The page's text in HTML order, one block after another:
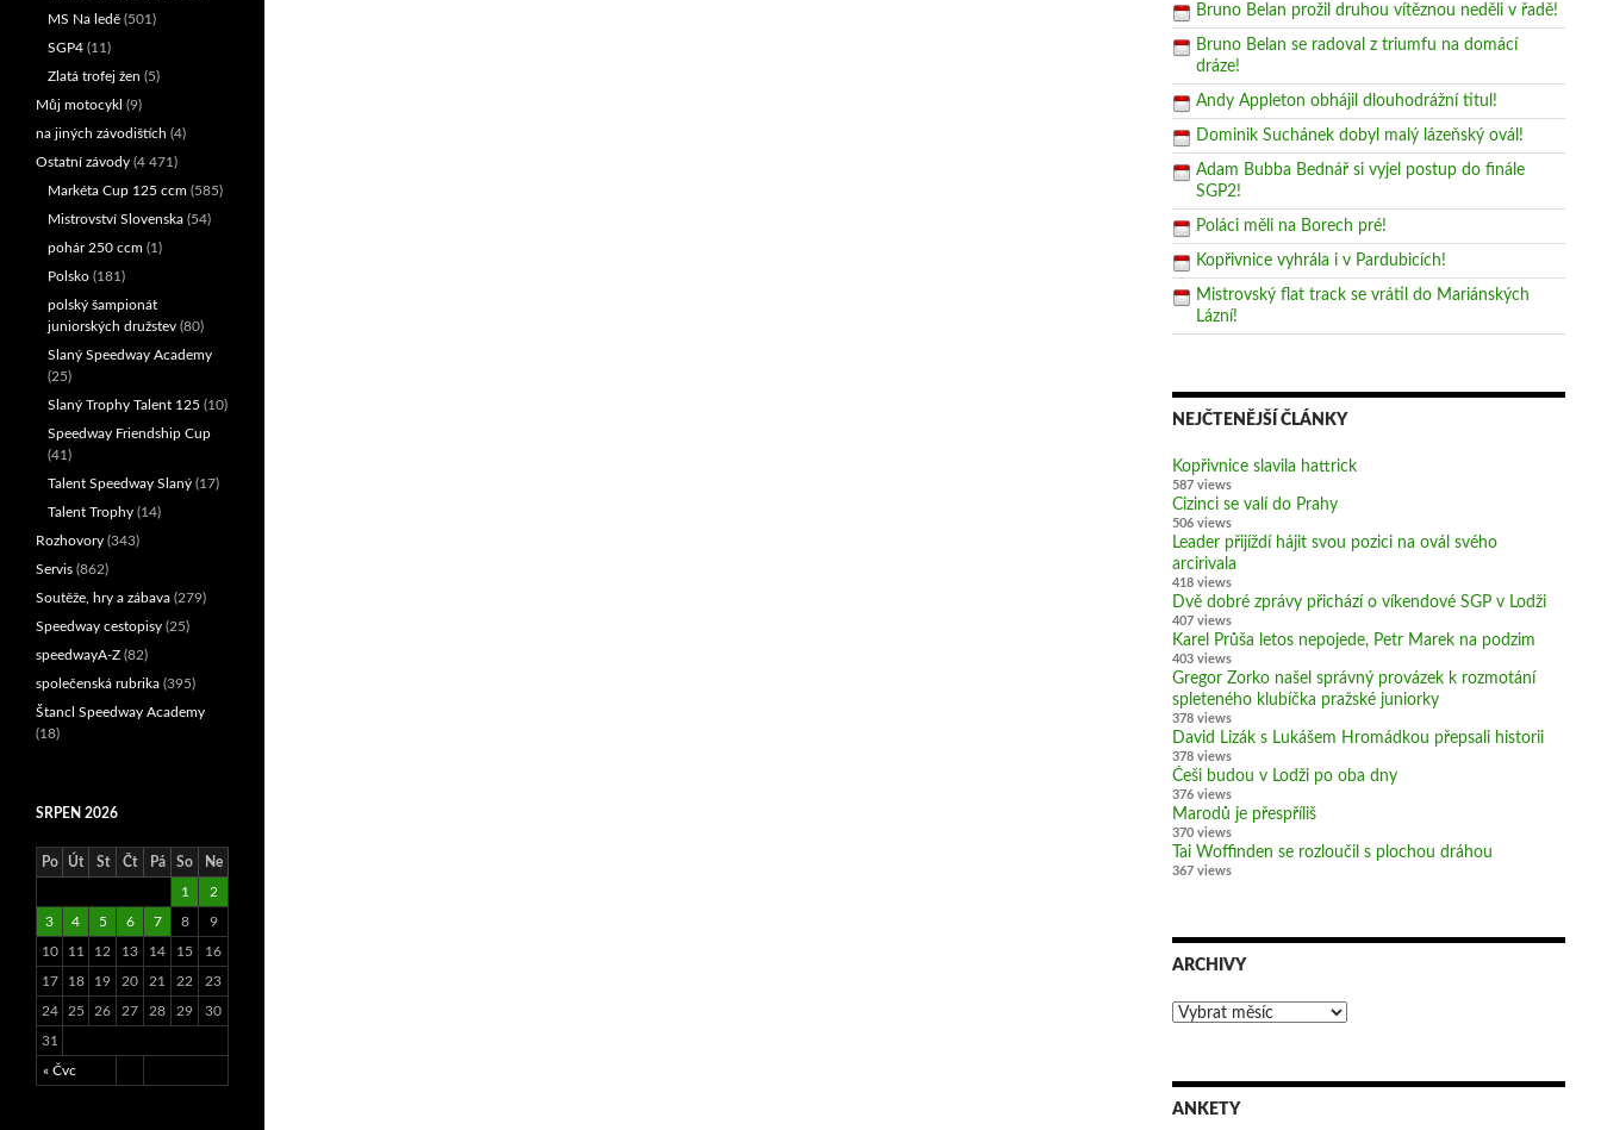
Bruno Belan prožil druhou vítěznou neděli v řadě!
Bruno Belan se radoval z triumfu na domácí
dráze!
Andy Appleton obhájil dlouhodrážní titul!
Dominik Suchánek dobyl malý lázeňský ovál!
Adam Bubba Bednář si vyjel postup do finále
SGP2!
Poláci měli na Borech pré!
Kopřivnice vyhrála i v Pardubicích!
Mistrovský flat track se vrátil do Mariánských
Lázní!
NEJČTENĚJŠÍ ČLÁNKY
Kopřivnice slavila hattrick
587 views
Cizinci se valí do Prahy
506 views
Leader přijíždí hájit svou pozici na ovál svého
arcirivala
418 views
Dvě dobré zprávy přichází o víkendové SGP v Lodži
407 views
Karel Průša letos nepojede, Petr Marek na podzim
403 views
Gregor Zorko našel správný provázek k rozmotání
spleteného klubíčka pražské juniorky
378 views
David Lizák s Lukášem Hromádkou přepsali historii
378 views
Češi budou v Lodži po oba dny
376 views
Marodů je přespříliš
370 views
Tai Woffinden se rozloučil s plochou dráhou
367 views
ARCHIVY
Archivy
ANKETY
MS Na ledě (501)
SGP4 (11)
Zlatá trofej žen (5)
Můj motocykl (9)
na jiných závodištích (4)
Ostatní závody (4 471)
Markéta Cup 125 ccm (585)
Mistrovství Slovenska (54)
pohár 250 ccm (1)
Polsko (181)
polský šampionát
juniorských družstev (80)
Slaný Speedway Academy
(25)
Slaný Trophy Talent 125 (10)
Speedway Friendship Cup
(41)
Talent Speedway Slaný (17)
Talent Trophy (14)
Rozhovory (343)
Servis (862)
Soutěže, hry a zábava (279)
Speedway cestopisy (25)
speedwayA-Z (82)
společenská rubrika (395)
Štancl Speedway Academy
(18)
SRPEN 2026
Po Út St Čt Pá So Ne
« Čvc
1 2
3 4 5 6 7 8 9
10 11 12 13 14 15 16
17 18 19 20 21 22 23
24 25 26 27 28 29 30
31